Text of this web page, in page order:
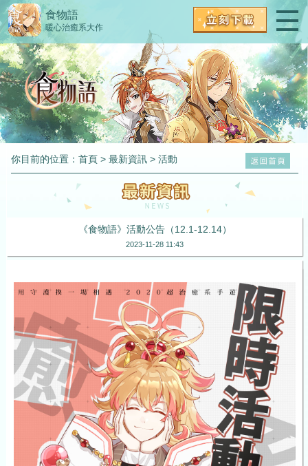
食物語
暖心治癒系大作
你目前的位置：首頁 >最新資訊 >活動
《食物語》活動公告（12.1-12.14）
2023-11-28 11:43